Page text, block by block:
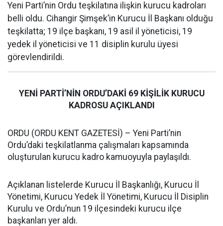
Yeni Parti’nin Ordu teşkilatına ilişkin kurucu kadroları
belli oldu. Cihangir Şimşek’in Kurucu İl Başkanı olduğu
teşkilatta; 19 ilçe başkanı, 19 asil il yöneticisi, 19
yedek il yöneticisi ve 11 disiplin kurulu üyesi
görevlendirildi.
YENİ PARTİ’NİN ORDU’DAKİ 69 KİŞİLİK KURUCU
KADROSU AÇIKLANDI
ORDU (ORDU KENT GAZETESİ) – Yeni Parti’nin
Ordu’daki teşkilatlanma çalışmaları kapsamında
oluşturulan kurucu kadro kamuoyuyla paylaşıldı.
Açıklanan listelerde Kurucu İl Başkanlığı, Kurucu İl
Yönetimi, Kurucu Yedek İl Yönetimi, Kurucu İl Disiplin
Kurulu ve Ordu’nun 19 ilçesindeki kurucu ilçe
başkanları yer aldı.